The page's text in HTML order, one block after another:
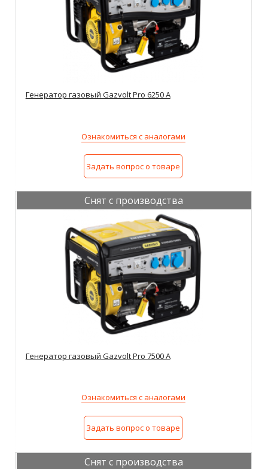
Генератор газовый Gazvolt Pro 6250 A
Ознакомиться с аналогами
Задать вопрос о товаре
Снят с производства
Генератор газовый Gazvolt Pro 7500 A
Ознакомиться с аналогами
Задать вопрос о товаре
Снят с производства